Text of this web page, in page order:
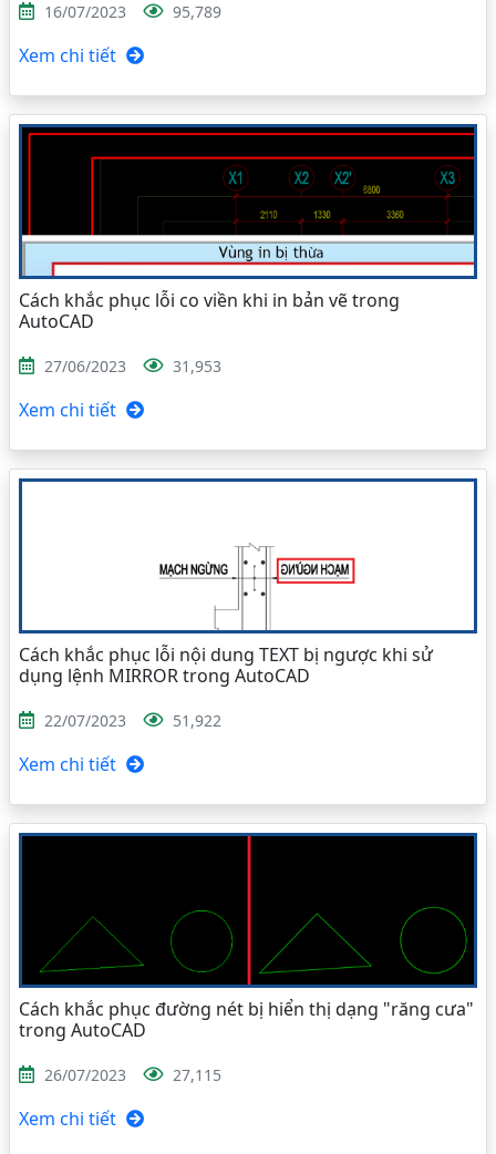
16/07/2023 95,789
Xem chi tiết
Cách khắc phục lỗi co viền khi in bản vẽ trong
AutoCAD
27/06/2023 31,953
Xem chi tiết
Cách khắc phục lỗi nội dung TEXT bị ngược khi sử
dụng lệnh MIRROR trong AutoCAD
22/07/2023 51,922
Xem chi tiết
Cách khắc phục đường nét bị hiển thị dạng "răng cưa"
trong AutoCAD
26/07/2023 27,115
Xem chi tiết